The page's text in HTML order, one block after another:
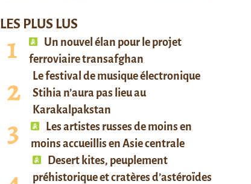
LES PLUS LUS
Un nouvel élan pour le projet
ferroviaire transafghan
Le festival de musique électronique
Stihia n’aura pas lieu au
Karakalpakstan
Les artistes russes de moins en
moins accueillis en Asie centrale
Desert kites, peuplement
préhistorique et cratères d’astéroïdes